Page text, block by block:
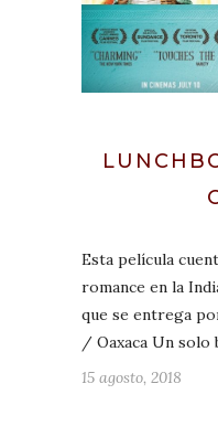
Esta película
romance en la
que se entrega
/ Oaxaca Un
15 agosto, 2018